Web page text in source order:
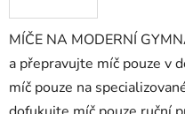
MÍČE NA MODERNÍ
a přepravujte míč pouze v
míč pouze na